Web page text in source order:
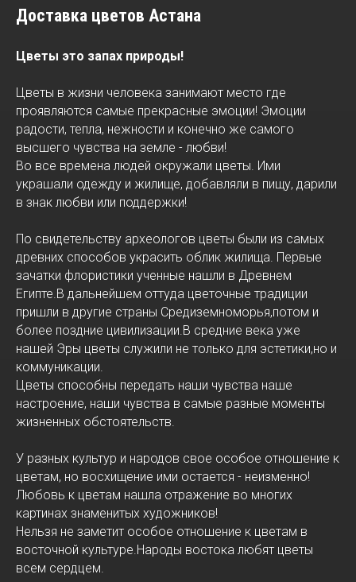
Доставка цветов Астана
Цветы это запах природы!
Цветы в жизни человека занимают место где
проявляются самые прекрасные эмоции! Эмоции
радости, тепла, нежности и конечно же самого
высшего чувства на земле - любви!
Во все времена людей окружали цветы. Ими
украшали одежду и жилище, добавляли в пищу, дарили
в знак любви или поддержки!
По свидетельству археологов цветы были из самых
древних способов украсить облик жилища. Первые
зачатки флористики ученные нашли в Древнем
Египте.В дальнейшем оттуда цветочные традиции
пришли в другие страны Средиземноморья,потом и
более поздние цивилизации.В средние века уже
нашей Эры цветы служили не только для эстетики,но и
коммуникации.
Цветы способны передать наши чувства наше
настроение, наши чувства в самые разные моменты
жизненных обстоятельств.
У разных культур и народов свое особое отношение к
цветам, но восхищение ими остается - неизменно!
Любовь к цветам нашла отражение во многих
картинах знаменитых художников!
Нельзя не заметит особое отношение к цветам в
восточной культуре.Народы востока любят цветы
всем сердцем.